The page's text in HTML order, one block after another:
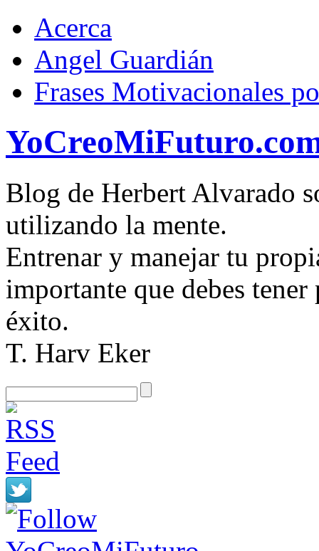
Acerca
Angel Guardián
Frases Motivacionales
Blog de Herbert Alvarado
utilizando la mente.
Entrenar y manejar tu
importante que debes
éxito.
T. Harv Eker